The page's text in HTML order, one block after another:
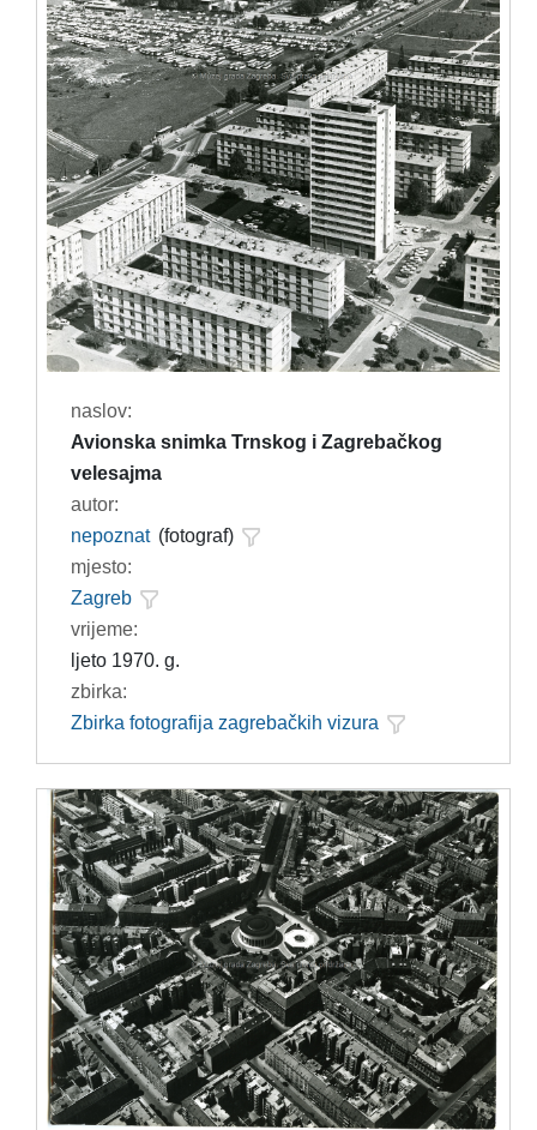
naslov:
Avionska snimka Trnskog i Zagrebačkog
velesajma
autor:
nepoznat (fotograf)
mjesto:
Zagreb
vrijeme:
ljeto 1970. g.
zbirka:
Zbirka fotografija zagrebačkih vizura